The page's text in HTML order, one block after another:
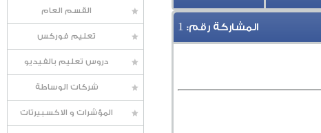
القسم العام
تعليم فوركس
دروس تعليم بالفيديو
شركات الوساطة
المؤشرات و الاكسبيرتات
المشاركة رقم: 1